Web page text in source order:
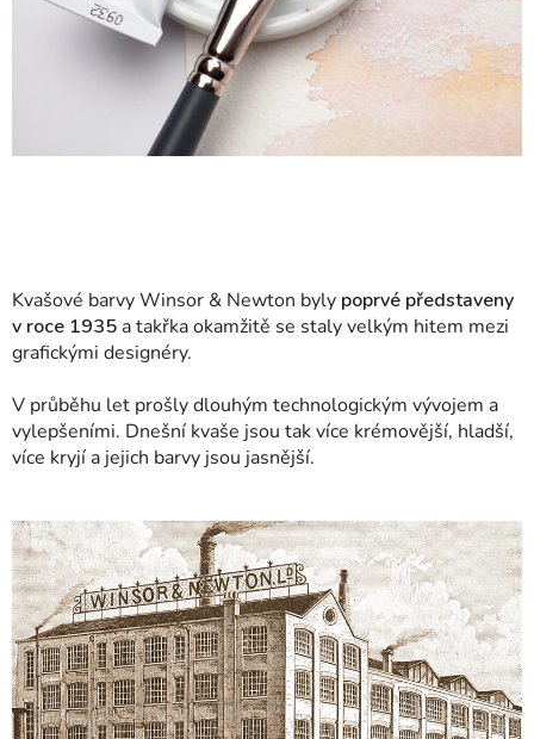
Kvašové barvy Winsor & Newton byly poprvé představeny
v roce 1935 a takřka okamžitě se staly velkým hitem mezi
grafickými designéry.
V průběhu let prošly dlouhým technologickým vývojem a
vylepšeními. Dnešní kvaše jsou tak více krémovější, hladší,
více kryjí a jejich barvy jsou jasnější.